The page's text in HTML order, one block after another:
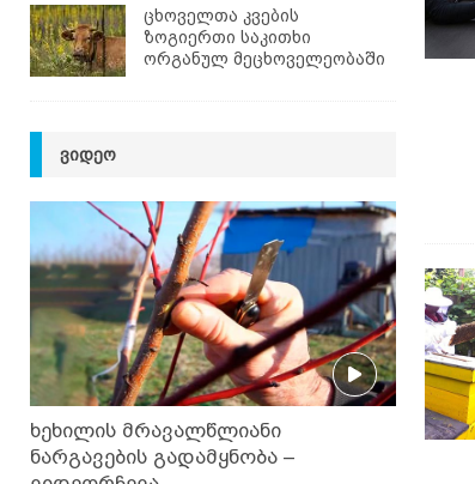
ცხოველთა კვების
ზოგიერთი საკითხი
ორგანულ მეცხოველეობაში
ᲕᲘᲓᲔᲝ
ხეხილის მრავალწლიანი
ნარგავების გადამყნობა –